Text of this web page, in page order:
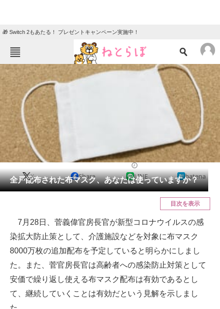
🎁 Switch 2もあたる！ プレゼントキャンペーン実施中！
ねとらぼメニュー
エンタメ
グルメ
住まい
動物 リサーチ
会員記事
注目記事を集めた総合ページ
ITの今と未来を見通す
スマホと通信の最新トレンド
進化するPCとデバイスの未来
全戸配布された布マスク、あなたは使っていますか？
X Share LINE hatena
目次を表示
7月28日、菅義偉官房長官が新型コロナウイルスの感
染拡大防止策として、介護施設などを対象に布マスク
8000万枚の追加配布を予定していると明らかにしまし
た。また、菅官房長官は高齢者への感染防止対策として
安価で繰り返し使える布マスク配布は有効であるとし
て、継続していくことは有効だという見解を示しまし